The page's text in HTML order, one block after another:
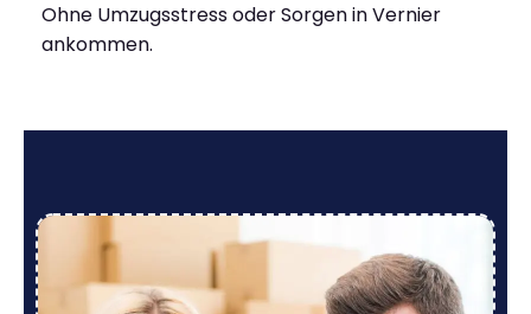
Ohne Umzugsstress oder Sorgen in Vernier
ankommen.